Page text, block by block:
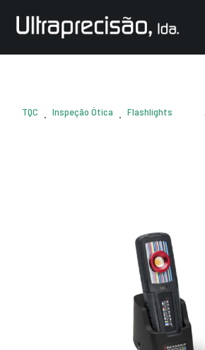
TQC . Inspeção Ótica . Flashlights